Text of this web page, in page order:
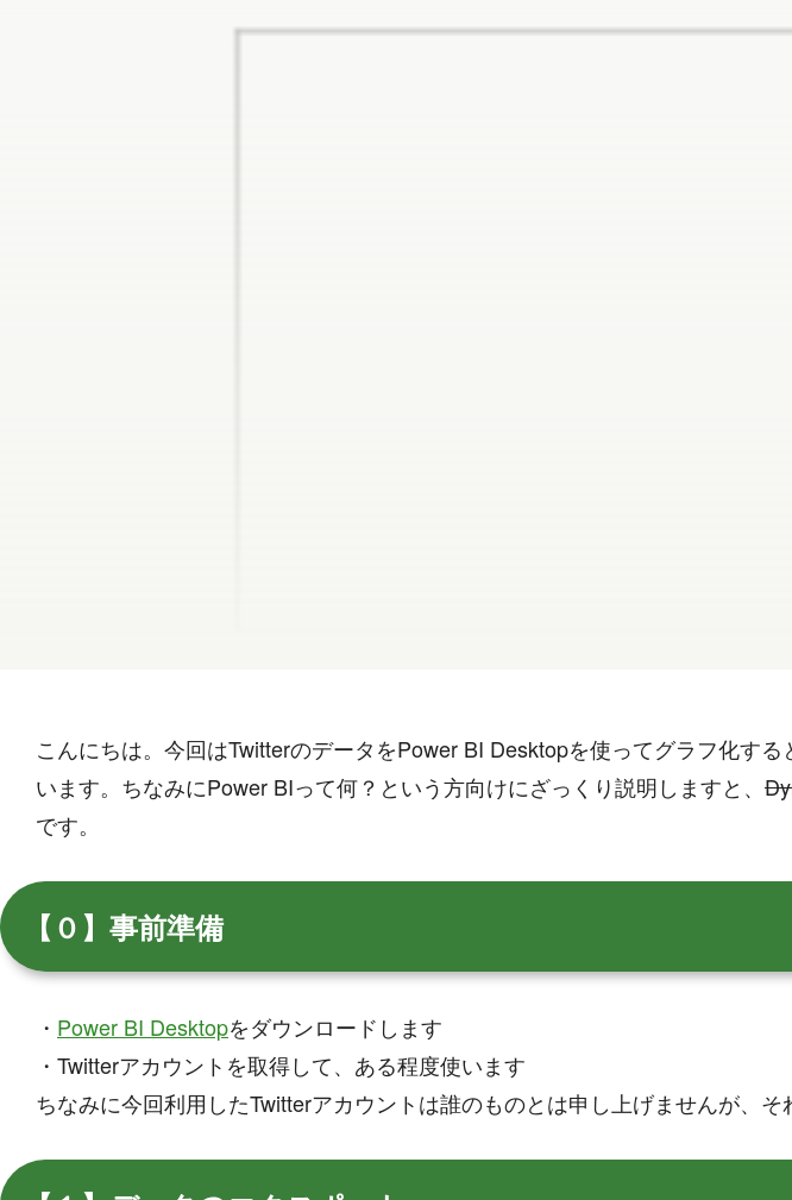
こんにちは。今回はTwitterのデータをPower BI Desktopを使ってグラフ化す
います。ちなみにPower BIって何？という方向けにざっくり説明しますと、
です。
【０】事前準備
・ Power BI Desktopをダウンロードします
・Twitterアカウントを取得して、ある程度使います
ちなみに今回利用したTwitterアカウントは誰のものとは申し上げませんが、